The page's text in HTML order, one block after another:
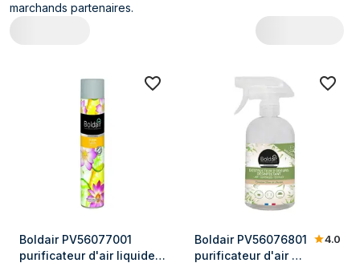
marchands partenaires.
Catalogue Boldair Purificateurs d'air
Boldair PV56077001
purificateur d'air liquide
Boldair PV56076801
purificateur d'air
4.0